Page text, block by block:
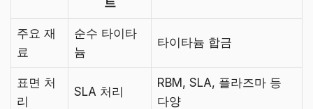
주요 재
료
순수 타이타
늄
타이타늄 합금
표면 처
리
SLA 처리
RBM, SLA, 플라즈마 등
다양